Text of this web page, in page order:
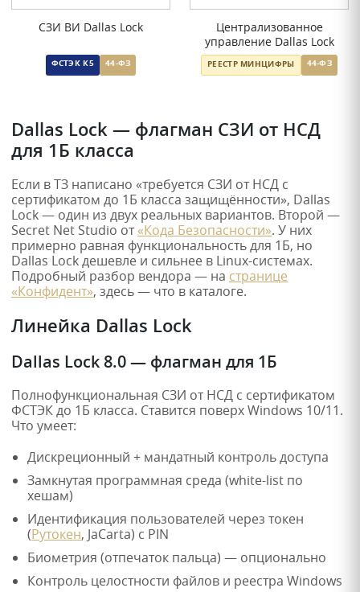
СЗИ ВИ Dallas Lock
ФСТЭК К5 44-ФЗ
Централизованное
управление Dallas Lock
РЕЕСТР МИНЦИФРЫ 44-ФЗ
Dallas Lock — флагман СЗИ от НСД
для 1Б класса
Если в ТЗ написано «требуется СЗИ от НСД с
сертификатом до 1Б класса защищённости», Dallas
Lock — один из двух реальных вариантов. Второй —
Secret Net Studio от«Кода Безопасности». У них
примерно равная функциональность для 1Б, но
Dallas Lock дешевле и сильнее в Linux-системах.
Подробный разбор вендора — на странице
«Конфидент», здесь — что в каталоге.
Линейка Dallas Lock
Dallas Lock 8.0 — флагман для 1Б
Полнофункциональная СЗИ от НСД с сертификатом
ФСТЭК до 1Б класса. Ставится поверх Windows 10/11.
Что умеет:
Дискреционный + мандатный контроль доступа
Замкнутая программная среда (white-list по
хешам)
Идентификация пользователей через токен
(Рутокен, JaCarta) с PIN
Биометрия (отпечаток пальца) — опционально
Контроль целостности файлов и реестра Windows